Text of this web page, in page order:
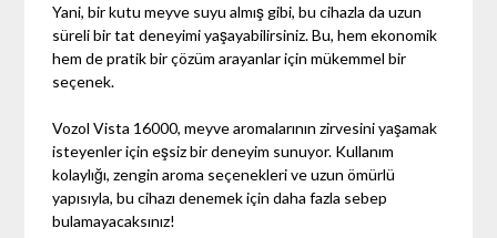
Yani, bir kutu meyve suyu almış gibi, bu cihazla da uzun
süreli bir tat deneyimi yaşayabilirsiniz. Bu, hem ekonomik
hem de pratik bir çözüm arayanlar için mükemmel bir
seçenek.
Vozol Vista 16000, meyve aromalarının zirvesini yaşamak
isteyenler için eşsiz bir deneyim sunuyor. Kullanım
kolaylığı, zengin aroma seçenekleri ve uzun ömürlü
yapısıyla, bu cihazı denemek için daha fazla sebep
bulamayacaksınız!